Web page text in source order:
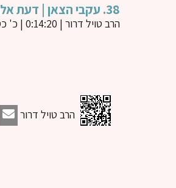
38. עקבי הצאן | דעת אלוקים [4]
הרב טויל דרור | 0:14:20 | כ' כסלו תשפ"ג
הרב טויל דרור